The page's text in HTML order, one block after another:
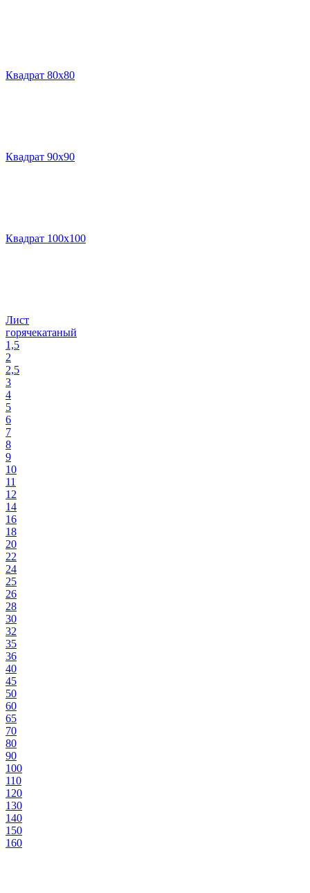
Квадрат 80х80
Квадрат 90х90
Квадрат 100х100
Лист
горячекатаный
1,5
2
2,5
3
4
5
6
7
8
9
10
11
12
14
16
18
20
22
24
25
26
28
30
32
35
36
40
45
50
60
65
70
80
90
100
110
120
130
140
150
160